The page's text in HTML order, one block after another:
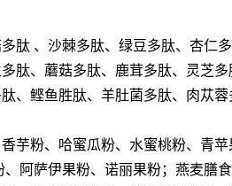
肽 、沙棘多肽、绿豆多肽、杏仁
肽、蘑菇多肽、鹿茸多肽、灵芝
、鲣鱼胜肽、羊肚菌多肽、肉苁
芋粉、哈蜜瓜粉、水蜜桃粉、青
阿萨伊果粉、诺丽果粉；燕麦膳